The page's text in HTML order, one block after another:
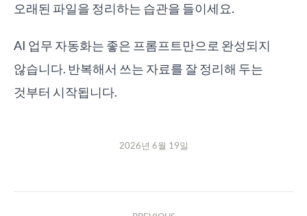
오래된 파일을 정리하는 습관을 들이세요.
AI 업무 자동화는 좋은 프롬프트만으로 완성되지
않습니다. 반복해서 쓰는 자료를 잘 정리해 두는
것부터 시작됩니다.
2026년 6월 19일